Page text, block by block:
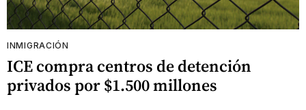
INMIGRACIÓN
ICE compra centros de detención
privados por $1.500 millones